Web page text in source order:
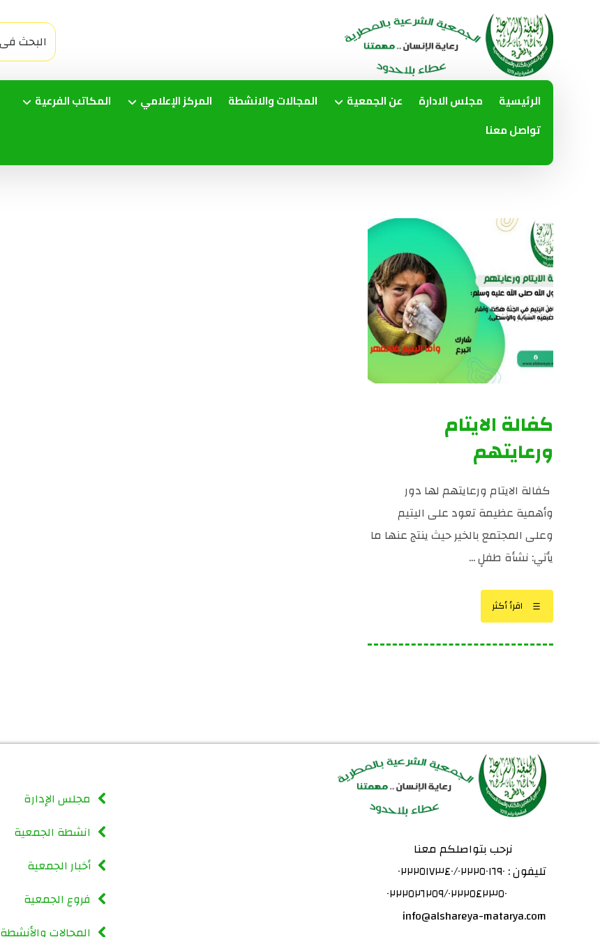
الرئيسية مجلس الادارة عن الجمعية المجالات والانشطة المركز الإعلامي
المكاتب الفرعية
تواصل معنا
كفالة الايتام
ورعايتهم
كفالة الايتام ورعايتهم لها دور
وأهمية عظيمة تعود على اليتيم
وعلى المجتمع بالخير حيث ينتج عنها ما
يأتي: نشأة طفلٍ ...
اقرأ أكثر
نرحب بتواصلكم معنا
تليفون : ٠٢٢٢٥١٧٣٤٠/٠٢٢٢٥٠١٦٩٠
info@alshareya-matarya.com
مجلس الإدارة
انشطة الجمعية
أخبار الجمعية
فروع الجمعية
المجالات والأنشطة